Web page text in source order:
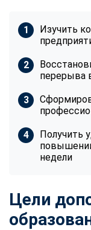
Изучить
перерыва
Получить
недели
Цели